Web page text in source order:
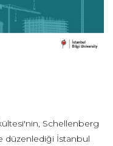
Schellenberg
düzenlediği İstanbul